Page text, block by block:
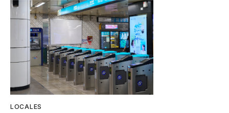
LOCALES